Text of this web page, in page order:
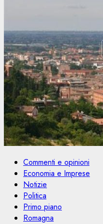
Commenti e opinioni
Economia e Imprese
Notizie
Politica
Primo piano
Romagna